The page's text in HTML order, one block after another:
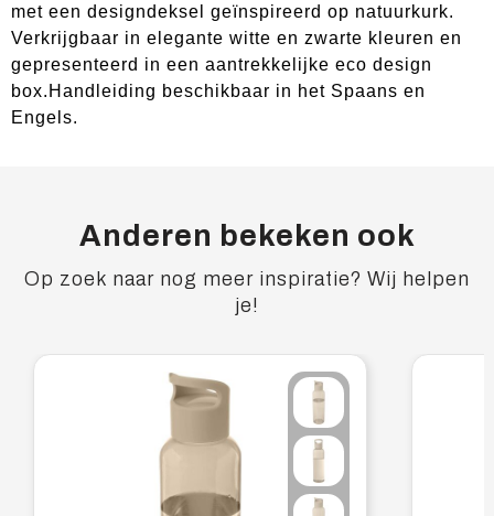
met een designdeksel geïnspireerd op natuurkurk.
Verkrijgbaar in elegante witte en zwarte kleuren en
gepresenteerd in een aantrekkelijke eco design
box.Handleiding beschikbaar in het Spaans en
Engels.
Anderen bekeken ook
Op zoek naar nog meer inspiratie? Wij helpen
je!